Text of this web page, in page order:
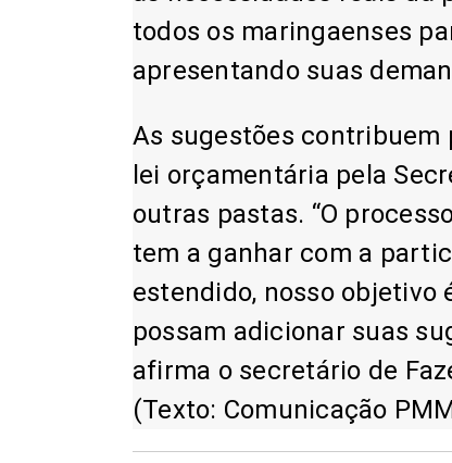
todos os maringaenses
apresentando suas
As sugestões contribuem
lei orçamentária pela
outras pastas. “O
tem a ganhar com a
estendido, nosso objetivo
possam adicionar suas
afirma o secretário de
(Texto: Comunicação